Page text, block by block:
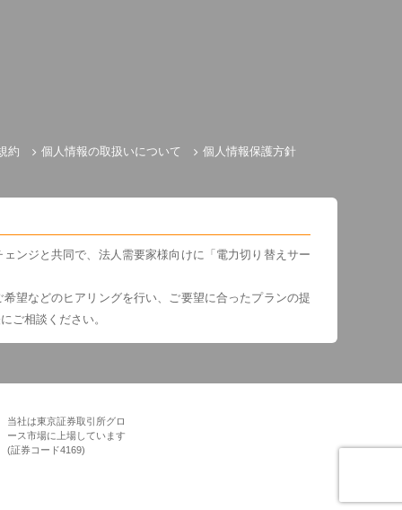
約 個人情報の取扱いについて 個人情報保護方針
ンジと共同で、法人需要家様向けに「電力切り替えサー
望などのヒアリングを行い、ご要望に合ったプランの提
ご相談ください。
当社は東京証券取引所グロ
ース市場に上場しています
(証券コード4169)